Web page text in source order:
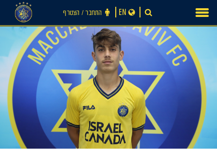
חדשות
content
התחבר ‪/‬ הצטרף EN